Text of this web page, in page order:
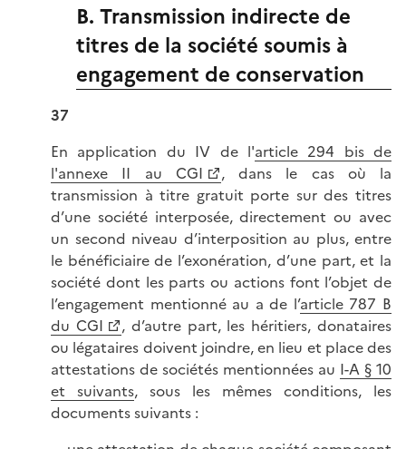
B. Transmission indirecte de
titres de la société soumis à
engagement de conservation
37
En application du IV de l'article 294 bis de
l'annexe II au CGI
, dans le cas où la
transmission à titre gratuit porte sur des titres
d’une société interposée, directement ou avec
un second niveau d’interposition au plus, entre
le bénéficiaire de l’exonération, d’une part, et la
société dont les parts ou actions font l’objet de
l’engagement mentionné au a de l’article 787 B
du CGI
, d’autre part, les héritiers, donataires
ou légataires doivent joindre, en lieu et place des
attestations de sociétés mentionnées au I-A § 10
et suivants, sous les mêmes conditions, les
documents suivants :